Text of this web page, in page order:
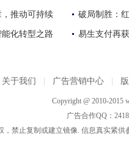
推动可持续
化转型之路
破局制胜：
易生支付再
关于我们 广告营销中心
Copyright @ 2010-2015
广告合作QQ：
，禁止复制或建立镜像. 信息真实紧